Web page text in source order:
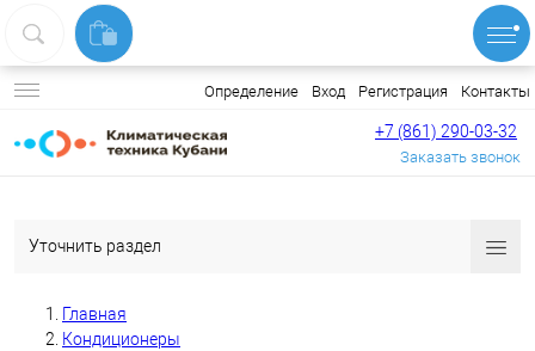
Определение Вход Регистрация Контакты
+7 (861) 290-03-32
Заказать звонок
Уточнить раздел
Главная
Кондиционеры